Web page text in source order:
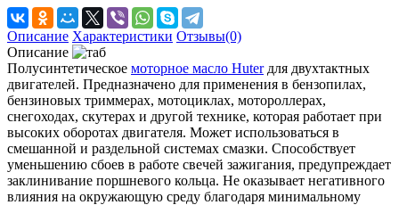
Описание Характеристики Отзывы(0)
Описание
Полусинтетическое моторное масло Huterдля двухтактных
двигателей. Предназначено для применения в бензопилах,
бензиновых триммерах, мотоциклах, мотороллерах,
снегоходах, скутерах и другой технике, которая работает при
высоких оборотах двигателя. Может использоваться в
смешанной и раздельной системах смазки. Способствует
уменьшению сбоев в работе свечей зажигания, предупреждает
заклинивание поршневого кольца. Не оказывает негативного
влияния на окружающую среду благодаря минимальному